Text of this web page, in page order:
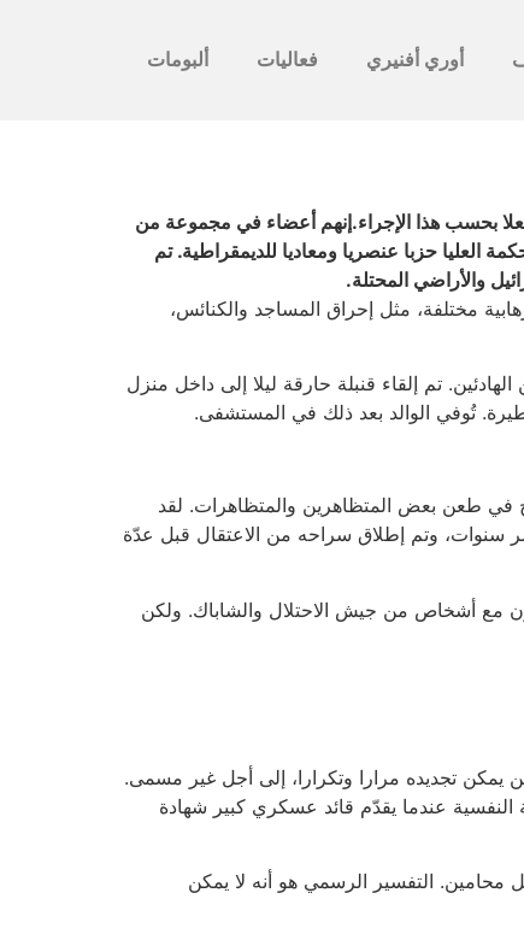
أوري أفنيري فعاليات ألبومات
فعلا بحسب هذا الإجراء.إنهم أعضاء في مجموعة من
العليا حزبا عنصريا ومعاديا للديمقراطية. تم
والأراضي المحتلة.
مختلفة، مثل إحراق المساجد والكنائس،
تم إلقاء قنبلة حارقة ليلا إلى داخل منزل
في طعن بعض المتظاهرين والمتظاهرات. لقد
وتم إطلاق سراحه من الاعتقال قبل عدّة
مع أشخاص من جيش الاحتلال والشاباك. ولكن
تجديده مرارا وتكرارا، إلى أجل غير مسمى.
عندما يقدّم قائد عسكري كبير شهادة
محامين. التفسير الرسمي هو أنه لا يمكن